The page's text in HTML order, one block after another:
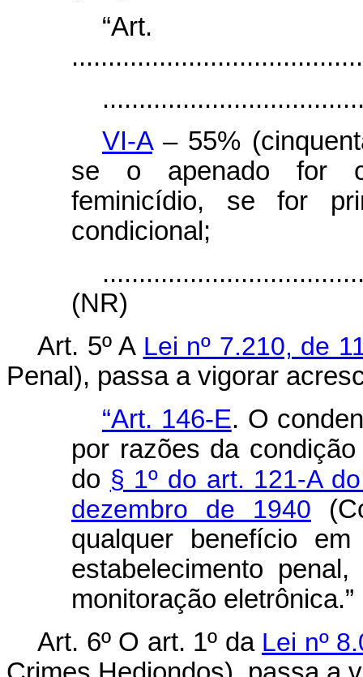
VI-A– 55%
se o apenado for
feminicídio, se for
condicional;
(NR)
Art. 5º A Lei nº 7.210, de
Penal), passa a vigorar
“Art. 146-E. O
por razões da
do § 1º do art. 121-A
dezembro de 1940
qualquer benefício
estabelecimento
monitoração eletrônica.”
Art. 6º O art. 1º da Lei nº